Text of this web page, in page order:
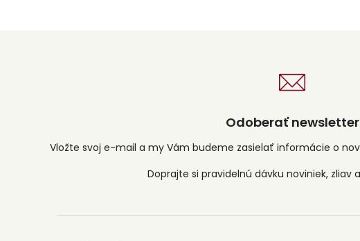
Odoberať newsletter
Vložte svoj e-mail a my Vám budeme zasielať informácie o